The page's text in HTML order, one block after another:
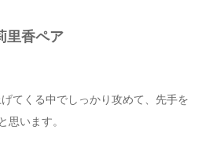
里香ペア
てくる中でしっかり攻めて、先手を
思います。